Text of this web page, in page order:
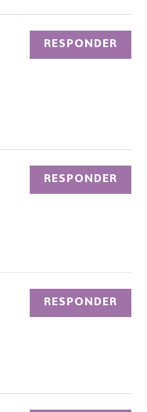
RESPONDER
RESPONDER
RESPONDER